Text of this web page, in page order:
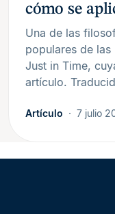
cómo se
Una de las
populares de
Just in Time,
artículo.
Artículo 7 julio